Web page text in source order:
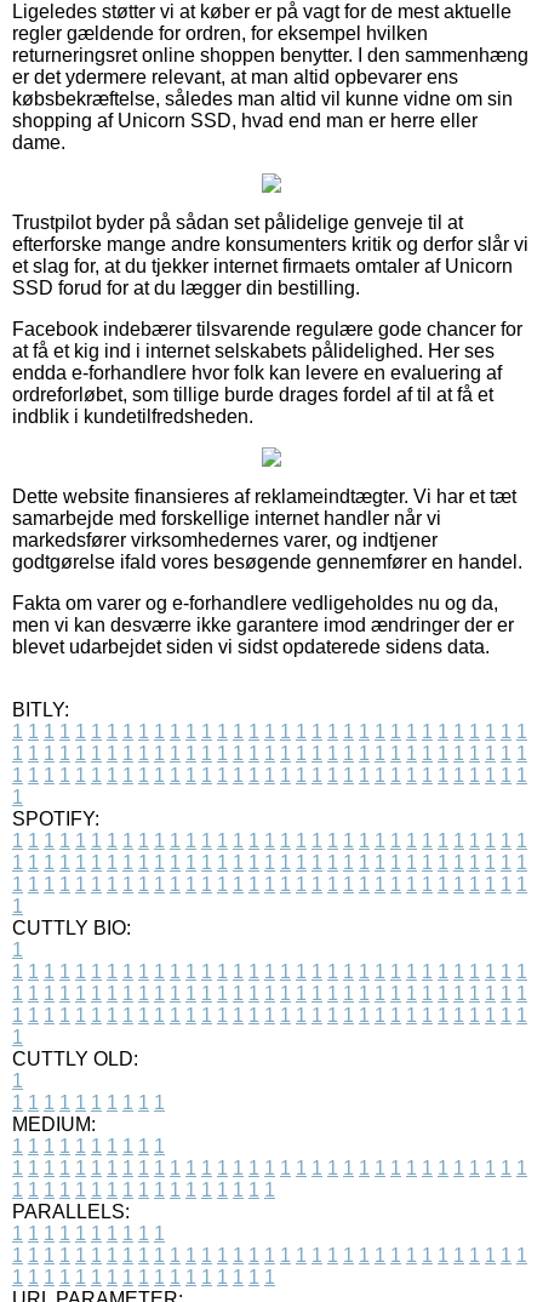
Ligeledes støtter vi at køber er på vagt for de mest aktuelle
regler gældende for ordren, for eksempel hvilken
returneringsret online shoppen benytter. I den sammenhæng
er det ydermere relevant, at man altid opbevarer ens
købsbekræftelse, således man altid vil kunne vidne om sin
shopping af Unicorn SSD, hvad end man er herre eller
dame.
Trustpilot byder på sådan set pålidelige genveje til at
efterforske mange andre konsumenters kritik og derfor slår vi
et slag for, at du tjekker internet firmaets omtaler af Unicorn
SSD forud for at du lægger din bestilling.
Facebook indebærer tilsvarende regulære gode chancer for
at få et kig ind i internet selskabets pålidelighed. Her ses
endda e-forhandlere hvor folk kan levere en evaluering af
ordreforløbet, som tillige burde drages fordel af til at få et
indblik i kundetilfredsheden.
Dette website finansieres af reklameindtægter. Vi har et tæt
samarbejde med forskellige internet handler når vi
markedsfører virksomhedernes varer, og indtjener
godtgørelse ifald vores besøgende gennemfører en handel.
Fakta om varer og e-forhandlere vedligeholdes nu og da,
men vi kan desværre ikke garantere imod ændringer der er
blevet udarbejdet siden vi sidst opdaterede sidens data.
BITLY:
1 1 1 1 1 1 1 1 1 1 1 1 1 1 1 1 1 1 1 1 1 1 1 1 1 1 1 1 1 1 1 1 1
1 1 1 1 1 1 1 1 1 1 1 1 1 1 1 1 1 1 1 1 1 1 1 1 1 1 1 1 1 1 1 1 1
1 1 1 1 1 1 1 1 1 1 1 1 1 1 1 1 1 1 1 1 1 1 1 1 1 1 1 1 1 1 1 1 1
1
SPOTIFY:
1 1 1 1 1 1 1 1 1 1 1 1 1 1 1 1 1 1 1 1 1 1 1 1 1 1 1 1 1 1 1 1 1
1 1 1 1 1 1 1 1 1 1 1 1 1 1 1 1 1 1 1 1 1 1 1 1 1 1 1 1 1 1 1 1 1
1 1 1 1 1 1 1 1 1 1 1 1 1 1 1 1 1 1 1 1 1 1 1 1 1 1 1 1 1 1 1 1 1
1
CUTTLY BIO:
1
1 1 1 1 1 1 1 1 1 1 1 1 1 1 1 1 1 1 1 1 1 1 1 1 1 1 1 1 1 1 1 1 1
1 1 1 1 1 1 1 1 1 1 1 1 1 1 1 1 1 1 1 1 1 1 1 1 1 1 1 1 1 1 1 1 1
1 1 1 1 1 1 1 1 1 1 1 1 1 1 1 1 1 1 1 1 1 1 1 1 1 1 1 1 1 1 1 1 1
1
CUTTLY OLD:
1
1 1 1 1 1 1 1 1 1 1
MEDIUM:
1 1 1 1 1 1 1 1 1 1
1 1 1 1 1 1 1 1 1 1 1 1 1 1 1 1 1 1 1 1 1 1 1 1 1 1 1 1 1 1 1 1 1
1 1 1 1 1 1 1 1 1 1 1 1 1 1 1 1 1
PARALLELS:
1 1 1 1 1 1 1 1 1 1
1 1 1 1 1 1 1 1 1 1 1 1 1 1 1 1 1 1 1 1 1 1 1 1 1 1 1 1 1 1 1 1 1
1 1 1 1 1 1 1 1 1 1 1 1 1 1 1 1 1